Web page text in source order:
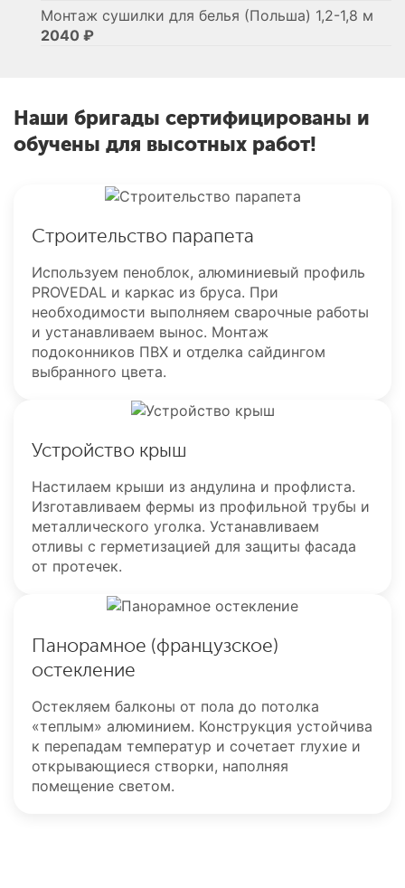
Монтаж сушилки для белья (Польша) 1,2-1,8 м
2040 ₽
Наши бригады сертифицированы и
обучены для высотных работ!
Строительство парапета
Используем пеноблок, алюминиевый профиль
PROVEDAL и каркас из бруса. При
необходимости выполняем сварочные работы
и устанавливаем вынос. Монтаж
подоконников ПВХ и отделка сайдингом
выбранного цвета.
Устройство крыш
Настилаем крыши из андулина и профлиста.
Изготавливаем фермы из профильной трубы и
металлического уголка. Устанавливаем
отливы с герметизацией для защиты фасада
от протечек.
Панорамное (французское)
остекление
Остекляем балконы от пола до потолка
«теплым» алюминием. Конструкция устойчива
к перепадам температур и сочетает глухие и
открывающиеся створки, наполняя
помещение светом.